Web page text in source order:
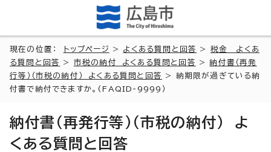
現在の位置： トップページ > よくある質問と回答 > 税金 よくあ
る質問と回答
> 市税の納付 よくある質問と回答 >納付書（再発
行等）（市税の納付） よくある質問と回答
> 納期限が過ぎている納
付書で納付できますか。(FAQID-9999）
納付書（再発行等）（市税の納付） よ
くある質問と回答